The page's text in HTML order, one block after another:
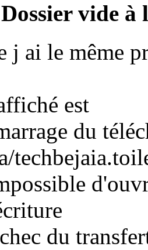
vide à
j ai le même
est
du
du